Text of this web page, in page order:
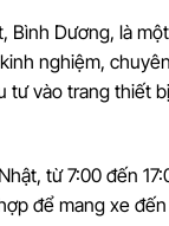
Bình Dương, là
nghiệm,
tư vào trang thiết
từ 7:00 đến
để mang xe